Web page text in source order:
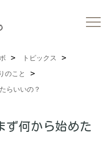
トピックス
のこと
らいいの？
ず何から始めた